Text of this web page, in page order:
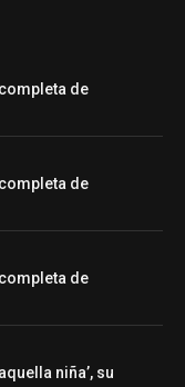
de
de
de
niña’, su